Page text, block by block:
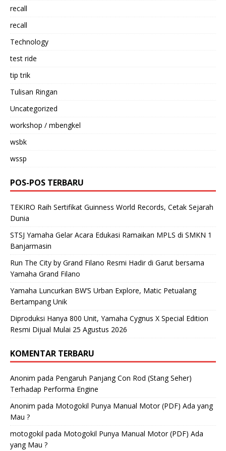
recall
recall
Technology
test ride
tip trik
Tulisan Ringan
Uncategorized
workshop / mbengkel
wsbk
wssp
POS-POS TERBARU
TEKIRO Raih Sertifikat Guinness World Records, Cetak Sejarah
Dunia
STSJ Yamaha Gelar Acara Edukasi Ramaikan MPLS di SMKN 1
Banjarmasin
Run The City by Grand Filano Resmi Hadir di Garut bersama
Yamaha Grand Filano
Yamaha Luncurkan BW’S Urban Explore, Matic Petualang
Bertampang Unik
Diproduksi Hanya 800 Unit, Yamaha Cygnus X Special Edition
Resmi Dijual Mulai 25 Agustus 2026
KOMENTAR TERBARU
Anonim pada Pengaruh Panjang Con Rod (Stang Seher)
Terhadap Performa Engine
Anonim pada Motogokil Punya Manual Motor (PDF) Ada yang
Mau ?
motogokil pada Motogokil Punya Manual Motor (PDF) Ada
yang Mau ?